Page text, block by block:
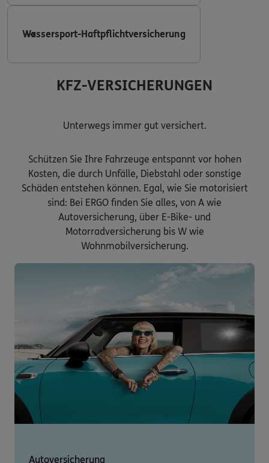
Wassersport-Haftpflichtversicherung
KFZ-VERSICHERUNGEN
Unterwegs immer gut versichert.
Schützen Sie Ihre Fahrzeuge entspannt vor hohen
Kosten, die durch Unfälle, Diebstahl oder sonstige
Schäden entstehen können. Egal, wie Sie motorisiert
sind: Bei ERGO finden Sie alles, von A wie
Autoversicherung, über E-Bike- und
Motorradversicherung bis W wie
Wohnmobilversicherung.
Autoversicherung